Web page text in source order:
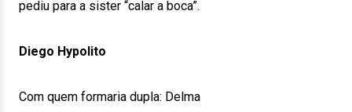
pediu para a sister “calar a boca”.
Diego Hypolito
Com quem formaria dupla: Delma